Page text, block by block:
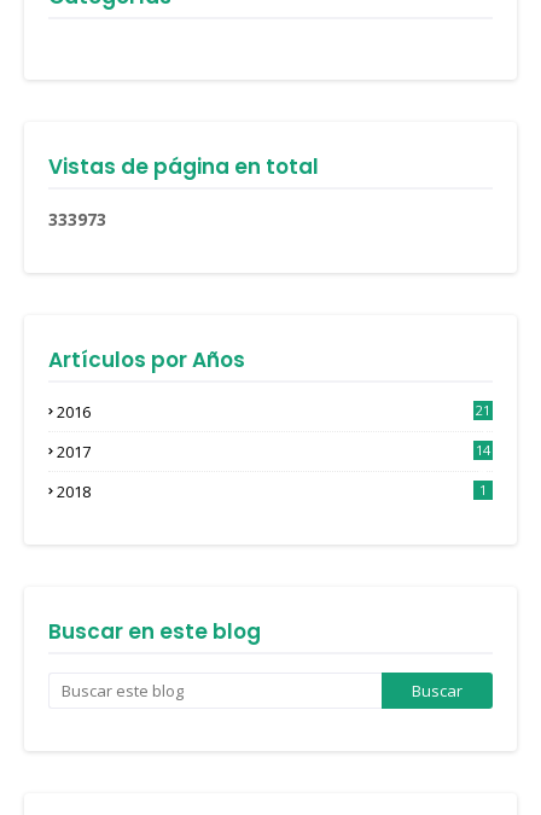
Vistas de página en total
333973
Artículos por Años
2016
21
2017
14
2018 1
Buscar en este blog